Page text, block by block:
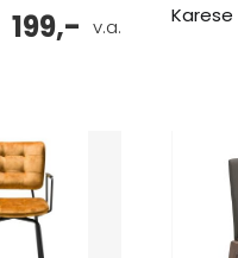
v.a.
199,-
Karese